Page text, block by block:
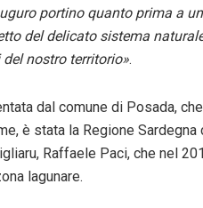
portino quanto prima a
del delicato sistema
nostro territorio».
dal comune di Posada,
è stata la Regione Sardegna
Raffaele Paci, che nel
lagunare.